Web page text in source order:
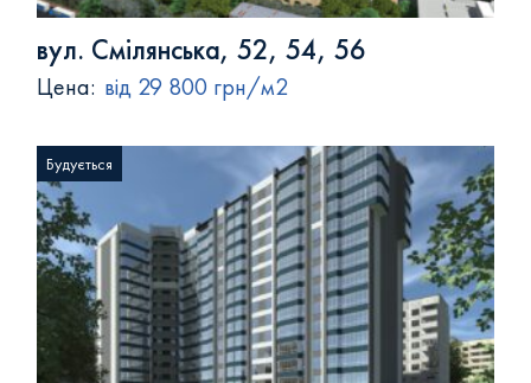
вул. Смілянська, 52, 54, 56
Цена: від 29 800 грн/м2
Будується